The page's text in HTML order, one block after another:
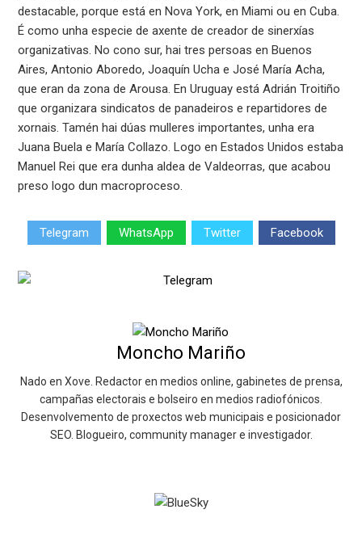
destacable, porque está en Nova York, en Miami ou en Cuba.
É como unha especie de axente de creador de sinerxías
organizativas. No cono sur, hai tres persoas en Buenos
Aires, Antonio Aboredo, Joaquín Ucha e José María Acha,
que eran da zona de Arousa. En Uruguay está Adrián Troitiño
que organizara sindicatos de panadeiros e repartidores de
xornais. Tamén hai dúas mulleres importantes, unha era
Juana Buela e María Collazo. Logo en Estados Unidos estaba
Manuel Rei que era dunha aldea de Valdeorras, que acabou
preso logo dun macroproceso.
Telegram WhatsApp Twitter Facebook
Moncho Mariño
Nado en Xove. Redactor en medios online, gabinetes de prensa,
campañas electorais e bolseiro en medios radiofónicos.
Desenvolvemento de proxectos web municipais e posicionador
SEO. Blogueiro, community manager e investigador.